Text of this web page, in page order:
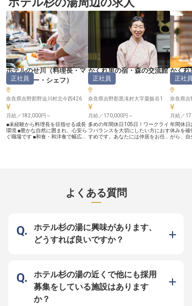
ホテルのせ川（料理長・マ
ネージャー・シェフ ）
正社員
奈良県吉野郡野迫川村北今西426
月給／182,000円～
■未経験から料理長を目指せる成長
環境 ■豊かな自然に囲まれ、心安ら
ぐ職場です ■和食・和洋食で幅広い
の食材を使い、一品一品に真心を込
めて調理しています。 和食を中心
あなたの手から生まれる温かい料理
が、お客様の笑顔へと繋がります。
ーー【経験を活かし、未来の料理長
へ成長できる環境】 当施設では、
プを目指せる環境です。 先輩スタ
ッフが丁寧にサポートし、和食・和
洋食の幅広い調理技術を習得できま
す。自然豊かな場所で、落ち着いて
仕事に取り組めるのも魅力。正社員
として社会保険も完備しており、安
かくれ里の宿・森の交流館
（仲居）
正社員
奈良県吉野郡黒滝村大字粟飯谷1
月給／170,000円～
多めの年間休日105日！ワークライ
フバランスを大切にしたい方におす
すめです。あなたには仲居をお任
できるさまざまな体験をサポートし
ています。※この求人は2022年11
月14日時点の情報です
かくれ
（フロ
正社員
奈良県吉
月給／
年間休日
休みを確
がら、自
よくある質問
ホテル杉の湯に興味があります、
どうすれば良いですか？
ホテル杉の湯の近くで他にも採用
募集をしている施設はあります
か？